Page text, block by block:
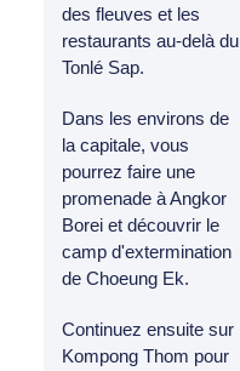
des fleuves et les
restaurants au-delà du
Tonlé Sap.
Dans les environs de
la capitale, vous
pourrez faire une
promenade à Angkor
Borei et découvrir le
camp d'extermination
de Choeung Ek.
Continuez ensuite sur
Kompong Thom pour